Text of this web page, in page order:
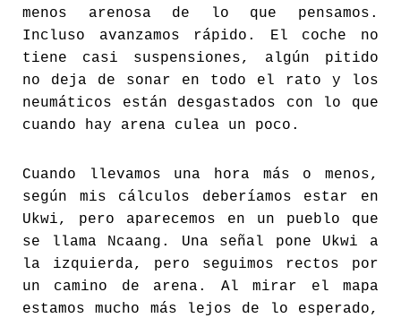
menos arenosa de lo que pensamos.
Incluso avanzamos rápido. El coche no
tiene casi suspensiones, algún pitido
no deja de sonar en todo el rato y los
neumáticos están desgastados con lo que
cuando hay arena culea un poco.
Cuando llevamos una hora más o menos,
según mis cálculos deberíamos estar en
Ukwi, pero aparecemos en un pueblo que
se llama Ncaang. Una señal pone Ukwi a
la izquierda, pero seguimos rectos por
un camino de arena. Al mirar el mapa
estamos mucho más lejos de lo esperado,